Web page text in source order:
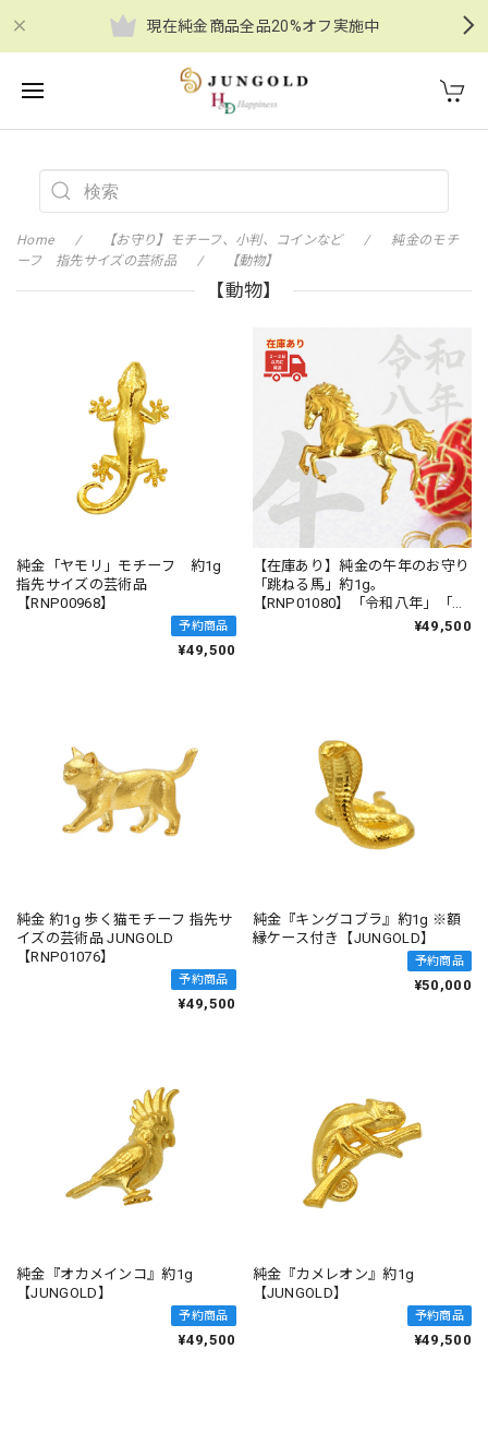
現在純金商品全品20%オフ実施中
Home 【お守り】モチーフ、小判、コインなど
純金のモチ
ーフ 指先サイズの芸術品
【動物】
【動物】
純金「ヤモリ」モチーフ 約1g
指先サイズの芸術品
【RNP00968】
予約商品
¥49,500
【在庫あり】純金の午年のお守り
「跳ねる馬」約1g。
【RNP01080】「令和八年」「干
¥49,500
純金 約1g 歩く猫モチーフ 指先サ
イズの芸術品 JUNGOLD
【RNP01076】
予約商品
¥49,500
純金『キングコブラ』約1g ※額
縁ケース付き【JUNGOLD】
予約商品
¥50,000
純金『オカメインコ』約1g
【JUNGOLD】
予約商品
¥49,500
純金『カメレオン』約1g
【JUNGOLD】
予約商品
¥49,500